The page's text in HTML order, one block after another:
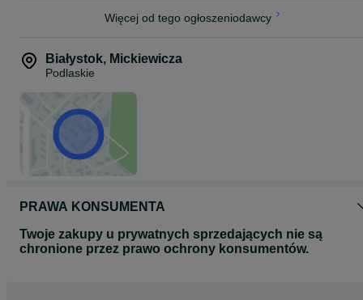
Więcej od tego ogłoszeniodawcy
Białystok, Mickiewicza
Podlaskie
PRAWA KONSUMENTA
Twoje zakupy u prywatnych sprzedających nie są
chronione przez prawo ochrony konsumentów.